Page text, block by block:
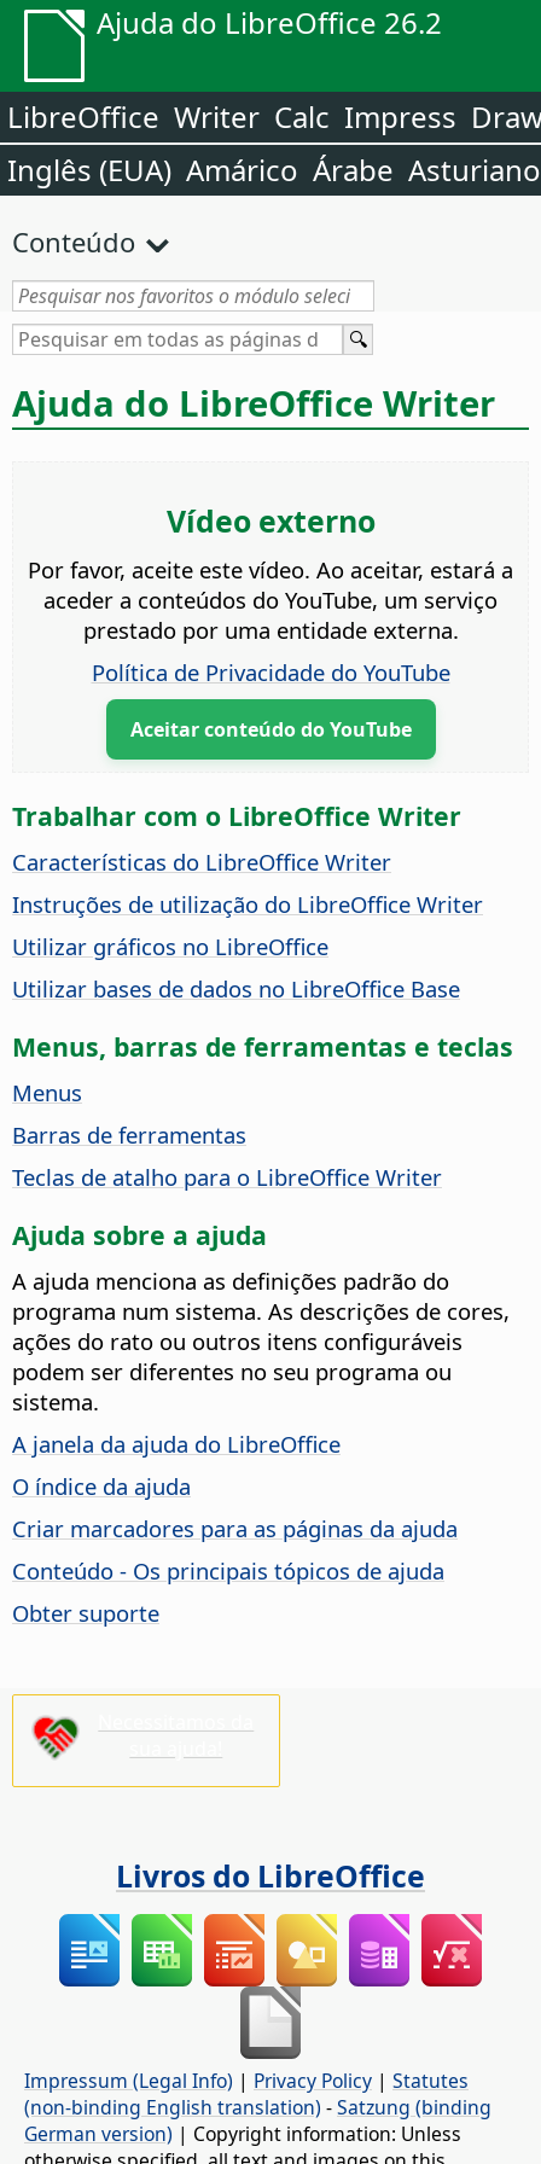
Ajuda do LibreOffice 26.2
LibreOffice Writer Calc Impress
Inglês (EUA) Amárico Árabe Asturiano
Conteúdo
Ajuda do LibreOffice Writer
Vídeo externo
Por favor, aceite este vídeo. Ao aceitar, estará a
aceder a conteúdos do YouTube, um serviço
prestado por uma entidade externa.
Política de Privacidade do YouTube
Aceitar conteúdo do YouTube
Trabalhar com o LibreOffice Writer
Características do LibreOffice Writer
Instruções de utilização do LibreOffice Writer
Utilizar gráficos no LibreOffice
Utilizar bases de dados no LibreOffice Base
Menus, barras de ferramentas e teclas
Menus
Barras de ferramentas
Teclas de atalho para o LibreOffice Writer
Ajuda sobre a ajuda
A ajuda menciona as definições padrão do
programa num sistema. As descrições de cores,
ações do rato ou outros itens configuráveis
podem ser diferentes no seu programa ou
sistema.
A janela da ajuda do LibreOffice
O índice da ajuda
Criar marcadores para as páginas da ajuda
Conteúdo - Os principais tópicos de ajuda
Obter suporte
Livros do LibreOffice
Impressum (Legal Info) | Privacy Policy | Statutes
(non-binding English translation) -Satzung (binding
German version) | Copyright information: Unless